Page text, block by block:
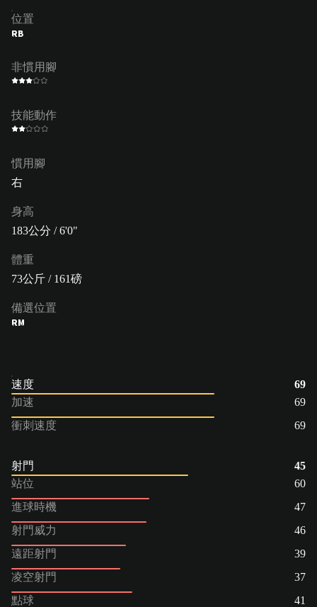
位置
RB
非慣用腳
技能動作
慣用腳
右
身高
183公分 / 6'0"
體重
73公斤 / 161磅
備選位置
RM
速度
69
加速
69
衝刺速度
69
射門
45
站位
60
進球時機
47
射門威力
46
遠距射門
39
凌空射門
37
點球
41